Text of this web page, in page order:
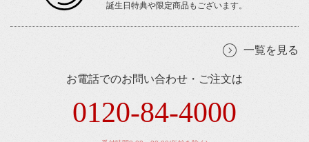
誕生日特典や限定商品もございます。
一覧を見る
お電話でのお問い合わせ・ご注文は
0120-84-4000